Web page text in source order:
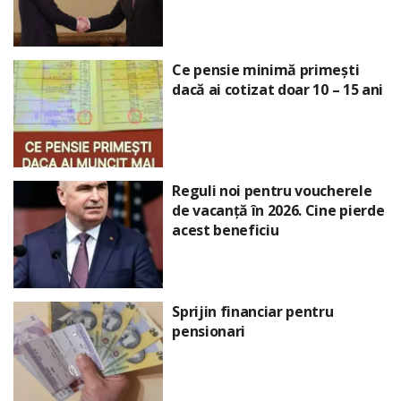
Ce pensie minimă primești
dacă ai cotizat doar 10 – 15 ani
Reguli noi pentru voucherele
de vacanță în 2026. Cine pierde
acest beneficiu
Sprijin financiar pentru
pensionari